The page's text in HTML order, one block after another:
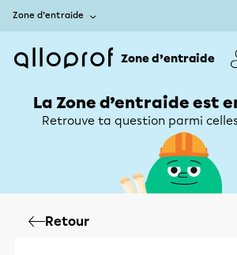
Zone d’entraide
Zone d’entraide
La Zone d’entraide est
Retrouve ta question parmi
Retour